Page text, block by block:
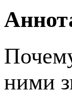
ними